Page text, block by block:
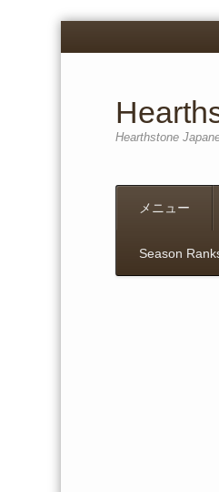
Hearthstone
メニュー
Season